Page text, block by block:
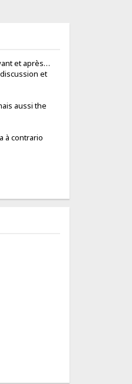
et après…
et
aussi the
à contrario